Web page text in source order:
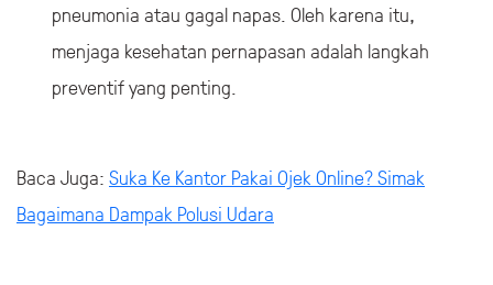
pneumonia atau gagal napas. Oleh karena itu,
menjaga kesehatan pernapasan adalah langkah
preventif yang penting.
Baca Juga: Suka Ke Kantor Pakai Ojek Online? Simak
Bagaimana Dampak Polusi Udara